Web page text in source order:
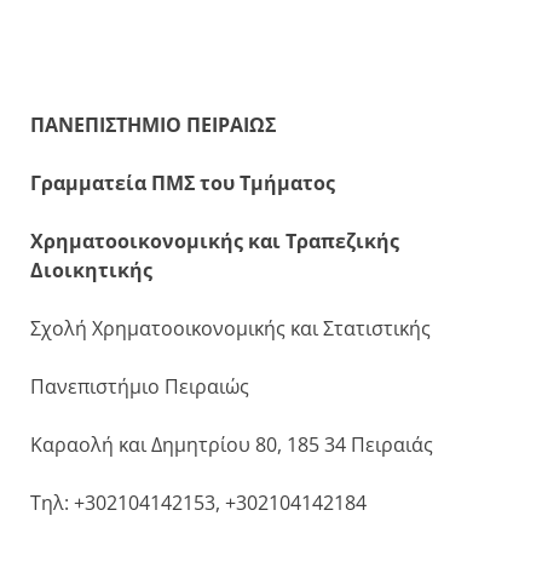
ΠΑΝΕΠΙΣΤΗΜΙΟ ΠΕΙΡΑΙΩΣ
Γραμματεία ΠΜΣ του Τμήματος
Χρηματοοικονομικής και Τραπεζικής
Διοικητικής
Σχολή Χρηματοοικονομικής και Στατιστικής
Πανεπιστήμιο Πειραιώς
Καραολή και Δημητρίου 80, 185 34 Πειραιάς
Τηλ: +302104142153, +302104142184